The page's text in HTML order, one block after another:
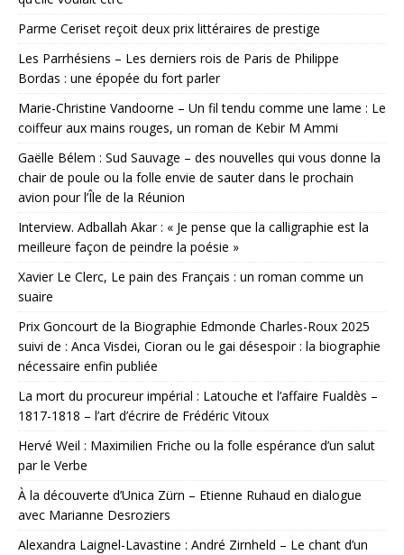
Parme Ceriset reçoit deux prix littéraires de prestige
Les Parrhésiens – Les derniers rois de Paris de Philippe
Bordas : une épopée du fort parler
Marie-Christine Vandoorne – Un fil tendu comme une lame : Le
coiffeur aux mains rouges, un roman de Kebir M Ammi
Gaëlle Bélem : Sud Sauvage – des nouvelles qui vous donne la
chair de poule ou la folle envie de sauter dans le prochain
avion pour l’Île de la Réunion
Interview. Adballah Akar : « Je pense que la calligraphie est la
meilleure façon de peindre la poésie »
Xavier Le Clerc, Le pain des Français : un roman comme un
suaire
Prix Goncourt de la Biographie Edmonde Charles-Roux 2025
suivi de : Anca Visdei, Cioran ou le gai désespoir : la biographie
nécessaire enfin publiée
La mort du procureur impérial : Latouche et l’affaire Fualdès –
1817-1818 – l’art d’écrire de Frédéric Vitoux
Hervé Weil : Maximilien Friche ou la folle espérance d’un salut
par le Verbe
À la découverte d’Unica Zürn – Etienne Ruhaud en dialogue
avec Marianne Desroziers
Alexandra Laignel-Lavastine : André Zirnheld – Le chant d’un